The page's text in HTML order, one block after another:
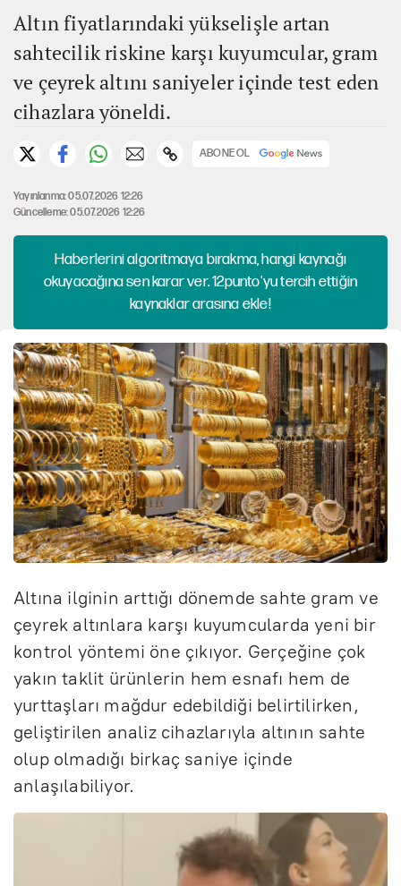
Altın fiyatlarındaki yükselişle artan
sahtecilik riskine karşı kuyumcular, gram
ve çeyrek altını saniyeler içinde test eden
cihazlara yöneldi.
ABONE OL
Yayınlanma: 05.07.2026 12:26
Güncelleme: 05.07.2026 12:26
Haberlerini algoritmaya bırakma, hangi kaynağı
okuyacağına sen karar ver. 12punto'yu tercih ettiğin
kaynaklar arasına ekle!
Altına ilginin arttığı dönemde sahte gram ve
çeyrek altınlara karşı kuyumcularda yeni bir
kontrol yöntemi öne çıkıyor. Gerçeğine çok
yakın taklit ürünlerin hem esnafı hem de
yurttaşları mağdur edebildiği belirtilirken,
geliştirilen analiz cihazlarıyla altının sahte
olup olmadığı birkaç saniye içinde
anlaşılabiliyor.